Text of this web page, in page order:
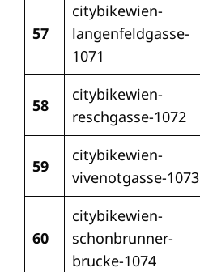
57
citybikewien-
langenfeldgasse-
1071
58
citybikewien-
reschgasse-1072
59
citybikewien-
vivenotgasse-1073
60
citybikewien-
schonbrunner-
brucke-1074